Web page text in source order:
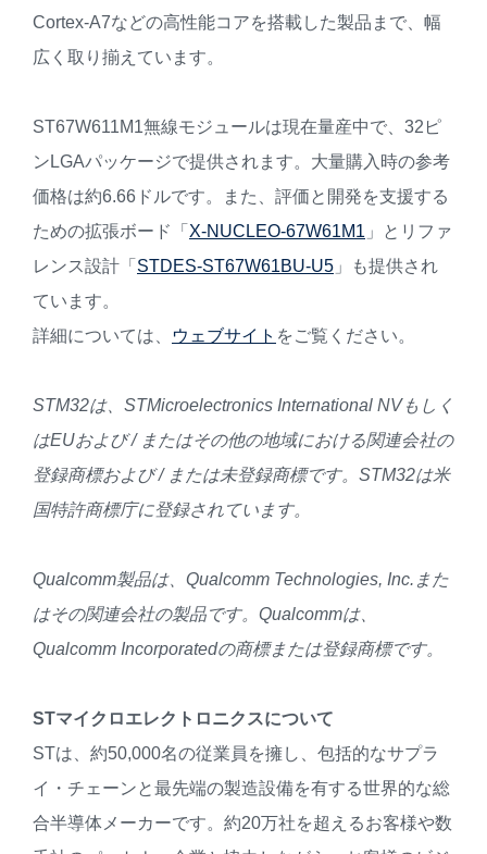
Cortex-A7などの高性能コアを搭載した製品まで、幅
広く取り揃えています。
ST67W611M1無線モジュールは現在量産中で、32ピ
ンLGAパッケージで提供されます。大量購入時の参考
価格は約6.66ドルです。また、評価と開発を支援する
ための拡張ボード「 X-NUCLEO-67W61M1 」とリファ
レンス設計「 STDES-ST67W61BU-U5 」も提供され
ています。
詳細については、
ウェブサイト をご覧ください。
STM32は、 STMicroelectronics International NVもしく
はEUおよび/ またはその他の地域における関連会社の
登録商標および/ または未登録商標です。 STM32は米
国特許商標庁に登録されています。
Qualcomm製品は、 Qualcomm Technologies, Inc. また
はその関連会社の製品です。 Qualcommは、
Qualcomm Incorporatedの商標または登録商標です。
STマイクロエレクトロニクスについて
STは、約50,000名の従業員を擁し、包括的なサプラ
イ・チェーンと最先端の製造設備を有する世界的な総
合半導体メーカーです。約20万社を超えるお客様や数